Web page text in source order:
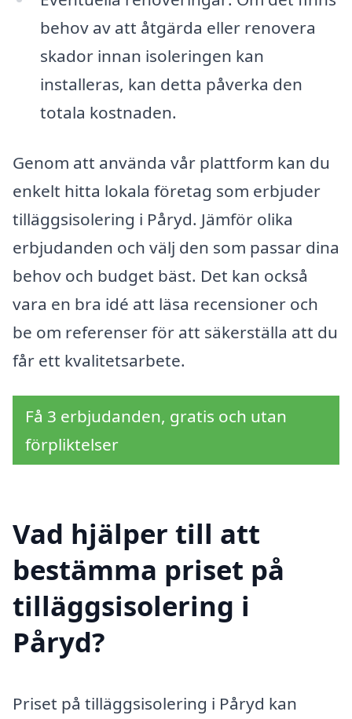
behov av att åtgärda eller renovera
skador innan isoleringen kan
installeras, kan detta påverka den
totala kostnaden.
Genom att använda vår plattform kan du
enkelt hitta lokala företag som erbjuder
tilläggsisolering i Påryd. Jämför olika
erbjudanden och välj den som passar dina
behov och budget bäst. Det kan också
vara en bra idé att läsa recensioner och
be om referenser för att säkerställa att du
får ett kvalitetsarbete.
Få 3 erbjudanden, gratis och utan
förpliktelser
Vad hjälper till att
bestämma priset på
tilläggsisolering i
Påryd?
Priset på tilläggsisolering i Påryd kan